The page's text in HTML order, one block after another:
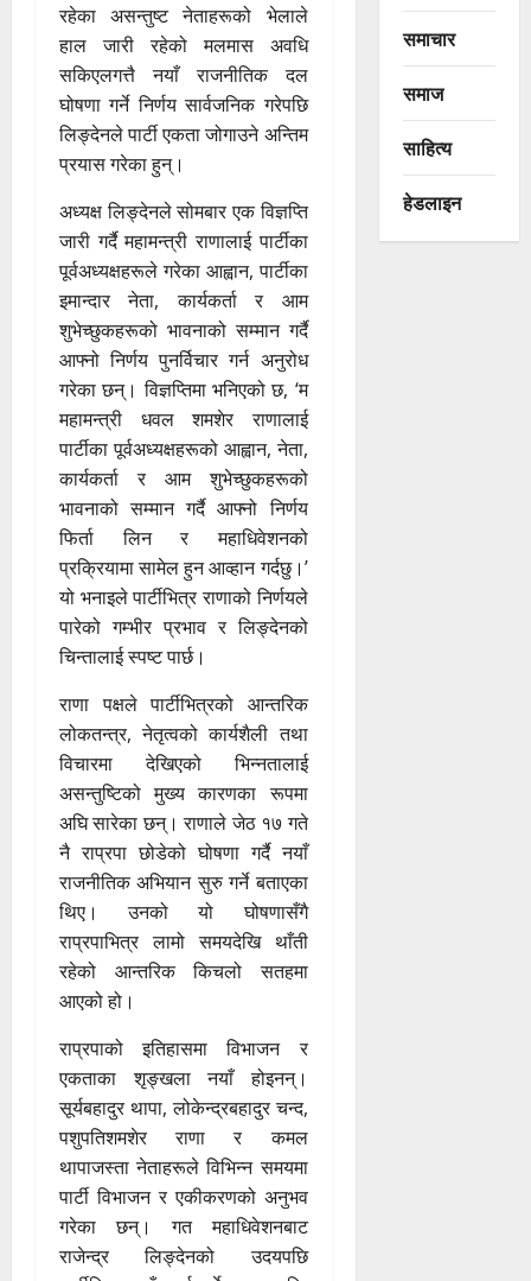
रहेका असन्तुष्ट नेताहरूको भेलाले
हाल जारी रहेको मलमास अवधि
सकिएलगत्तै नयाँ राजनीतिक दल
घोषणा गर्ने निर्णय सार्वजनिक गरेपछि
लिङ्देनले पार्टी एकता जोगाउने अन्तिम
प्रयास गरेका हुन्।
अध्यक्ष लिङ्देनले सोमबार एक विज्ञप्ति
जारी गर्दै महामन्त्री राणालाई पार्टीका
पूर्वअध्यक्षहरूले गरेका आह्वान, पार्टीका
इमान्दार नेता, कार्यकर्ता र आम
शुभेच्छुकहरूको भावनाको सम्मान गर्दै
आफ्नो निर्णय पुनर्विचार गर्न अनुरोध
गरेका छन्। विज्ञप्तिमा भनिएको छ, ‘म
महामन्त्री धवल शमशेर राणालाई
पार्टीका पूर्वअध्यक्षहरूको आह्वान, नेता,
कार्यकर्ता र आम शुभेच्छुकहरूको
भावनाको सम्मान गर्दै आफ्नो निर्णय
फिर्ता लिन र महाधिवेशनको
प्रक्रियामा सामेल हुन आव्हान गर्दछु।’
यो भनाइले पार्टीभित्र राणाको निर्णयले
पारेको गम्भीर प्रभाव र लिङ्देनको
चिन्तालाई स्पष्ट पार्छ।
राणा पक्षले पार्टीभित्रको आन्तरिक
लोकतन्त्र, नेतृत्वको कार्यशैली तथा
विचारमा देखिएको भिन्नतालाई
असन्तुष्टिको मुख्य कारणका रूपमा
अघि सारेका छन्। राणाले जेठ १७ गते
नै राप्रपा छोडेको घोषणा गर्दै नयाँ
राजनीतिक अभियान सुरु गर्ने बताएका
थिए। उनको यो घोषणासँगै
राप्रपाभित्र लामो समयदेखि थाँती
रहेको आन्तरिक किचलो सतहमा
आएको हो।
राप्रपाको इतिहासमा विभाजन र
एकताका शृङ्खला नयाँ होइनन्।
सूर्यबहादुर थापा, लोकेन्द्रबहादुर चन्द,
पशुपतिशमशेर राणा र कमल
थापाजस्ता नेताहरूले विभिन्न समयमा
पार्टी विभाजन र एकीकरणको अनुभव
गरेका छन्। गत महाधिवेशनबाट
राजेन्द्र लिङ्देनको उदयपछि
समाचार
समाज
साहित्य
हेडलाइन